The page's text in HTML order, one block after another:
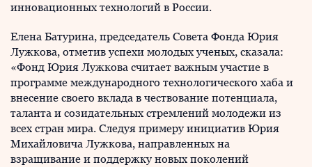
инновационных технологий в России.
Елена Батурина, председатель Совета Фонда Юрия
Лужкова, отметив успехи молодых ученых, сказала:
«Фонд Юрия Лужкова считает важным участие в
программе международного технологического хаба и
внесение своего вклада в чествование потенциала,
таланта и созидательных стремлений молодежи из
всех стран мира. Следуя примеру инициатив Юрия
Михайловича Лужкова, направленных на
взращивание и поддержку новых поколений